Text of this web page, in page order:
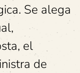
Se alega
el
de